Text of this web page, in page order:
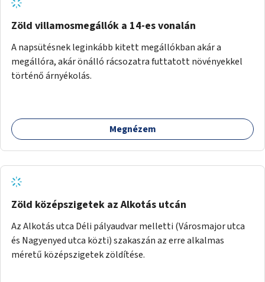
Zöld villamosmegállók a 14-es vonalán
A napsütésnek leginkább kitett megállókban akár a
megállóra, akár önálló rácsozatra futtatott növényekkel
történő árnyékolás.
Megnézem
Zöld középszigetek az Alkotás utcán
Az Alkotás utca Déli pályaudvar melletti (Városmajor utca
és Nagyenyed utca közti) szakaszán az erre alkalmas
méretű középszigetek zöldítése.